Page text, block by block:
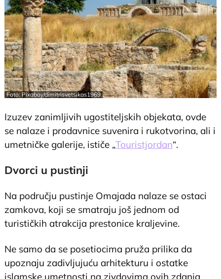
Foto: Pixabay/dimitrisvetsikas1969
Izuzev zanimljivih ugostiteljskih objekata, ovde
se nalaze i prodavnice suvenira i rukotvorina, ali i
umetničke galerije, ističe „Touristjordan“.
Dvorci u pustinji
Na području pustinje Omajada nalaze se ostaci
zamkova, koji se smatraju još jednom od
turističkih atrakcija prestonice kraljevine.
Ne samo da se posetiocima pruža prilika da
upoznaju zadivljujuću arhitekturu i ostatke